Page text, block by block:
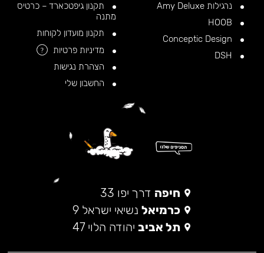
נרגילות Amy Deluxe
תקנון גיפטכארד – כרטיס
מתנה
תקנון מועדון לקוחות
מדיניות פרטיות
?
הצהרת נגישות
החשבון שלי
חיפה דרך יפו 33
כרמיאל נשיאי ישראל 9
תל אביב יהודה הלוי 47